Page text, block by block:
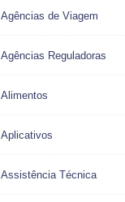
Agências de Viagem
Agências Reguladoras
Alimentos
Aplicativos
Assistência Técnica